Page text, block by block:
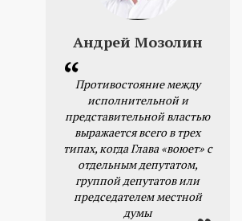
Андрей Мозолин
Противостояние между
исполнительной и
представительной властью
выражается всего в трех
типах, когда Глава «воюет» с
отдельным депутатом,
группой депутатов или
председателем местной
думы